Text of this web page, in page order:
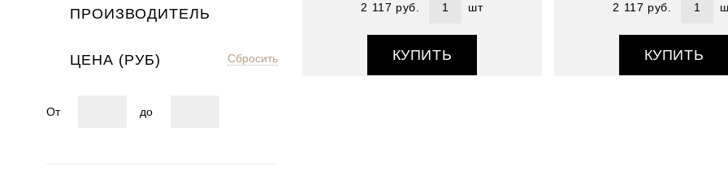
ПРОИЗВОДИТЕЛЬ
ЦЕНА (РУБ) Сбросить
От до
2 117 руб. шт
КУПИТЬ
2 117 руб.
КУПИТЬ